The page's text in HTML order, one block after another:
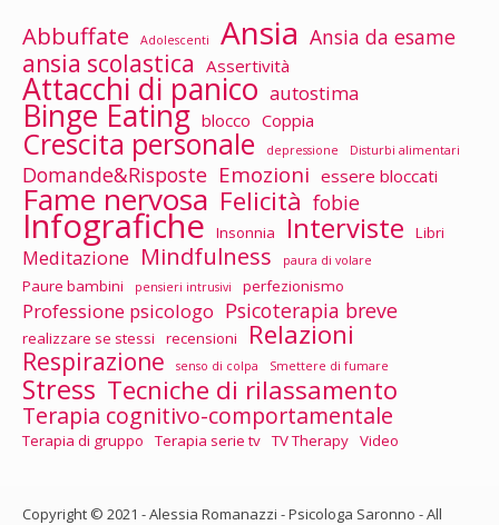
Abbuffate Adolescenti Ansia Ansia da esame
ansia scolastica Assertività
Attacchi di panico autostima
Binge Eating blocco Coppia
Crescita personale depressione Disturbi alimentari
Domande&Risposte Emozioni essere bloccati
Fame nervosa Felicità fobie
Infografiche Insonnia Interviste Libri
Meditazione Mindfulness paura di volare
Paure bambini pensieri intrusivi perfezionismo
Professione psicologo Psicoterapia breve
realizzare se stessi recensioni Relazioni
Respirazione senso di colpa Smettere di fumare
Stress Tecniche di rilassamento
Terapia cognitivo-comportamentale
Terapia di gruppo Terapia serie tv TV Therapy Video
Copyright © 2021 - Alessia Romanazzi - Psicologa Saronno - All